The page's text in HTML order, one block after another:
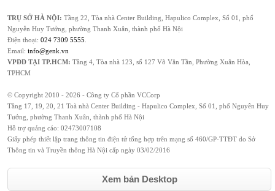
TRỤ SỞ HÀ NỘI: Tầng 22, Tòa nhà Center Building, Hapulico Complex, Số 01, phố
Nguyễn Huy Tưởng, phường Thanh Xuân, thành phố Hà Nội
Điện thoại: 024 7309 5555
Email: info@genk.vn
VPĐD TẠI TP.HCM: Tầng 4, Tòa nhà 123, số 127 Võ Văn Tần, Phường Xuân Hòa,
TPHCM
© Copyright 2010 - 2026 - Công ty Cổ phần VCCorp
Tầng 17, 19, 20, 21 Toà nhà Center Building - Hapulico Complex, Số 01, phố Nguyễn Huy
Tưởng, phường Thanh Xuân, thành phố Hà Nội
Hỗ trợ quảng cáo: 02473007108
Giấy phép thiết lập trang thông tin điện tử tổng hợp trên mạng số 460/GP-TTĐT do Sở
Thông tin và Truyền thông Hà Nội cấp ngày 03/02/2016
Xem bản Desktop